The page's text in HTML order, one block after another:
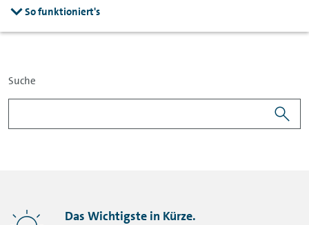
So funktioniert's
Suche
Das Wichtigste in Kürze.